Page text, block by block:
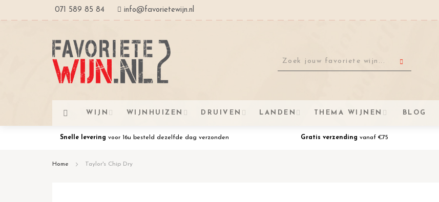
Ga
de
inhoud
071 589 85 84 info@favorietewijn.nl
WIJN WIJNHUIZEN DRUIVEN LANDEN THEMA WIJNEN BLOG
Snelle levering voor 16u besteld dezelfde dag verzonden Gratis verzending vanaf €75
Home Taylor's Chip Dry